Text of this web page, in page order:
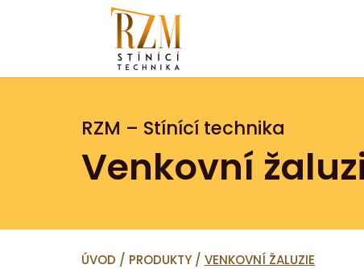
RZM – Stínící technika
Venkovní
ÚVOD / PRODUKTY/ VENKOVNÍ ŽALUZIE